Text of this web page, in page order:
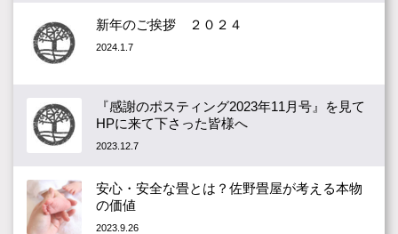
新年のご挨拶 ２０２４
2024.1.7
『感謝のポスティング2023年11月号』を見て
HPに来て下さった皆様へ
2023.12.7
安心・安全な畳とは？佐野畳屋が考える本物
の価値
2023.9.26